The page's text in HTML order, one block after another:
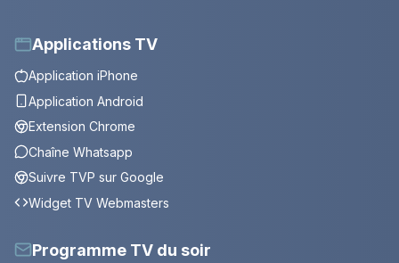
Applications TV
Application iPhone
Application Android
Extension Chrome
Chaîne Whatsapp
Suivre TVP sur Google
Widget TV Webmasters
Programme TV du soir